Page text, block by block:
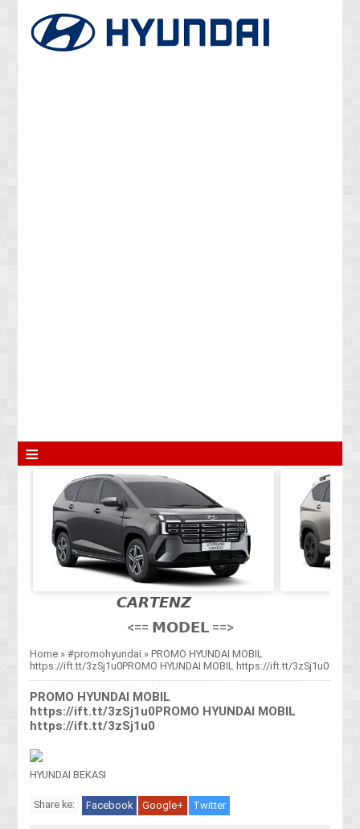
≡
𝘾𝘼𝙍𝙏𝙀𝙉𝙕
<== 𝗠𝗢𝗗𝗘𝗟 ==>
Home »#promohyundai »PROMO HYUNDAI MOBIL
https://ift.tt/3zSj1u0PROMO HYUNDAI MOBIL https://ift.tt/3zSj1u0
PROMO HYUNDAI MOBIL
https://ift.tt/3zSj1u0PROMO HYUNDAI MOBIL
https://ift.tt/3zSj1u0
HYUNDAI BEKASI
Share ke: Facebook Google+ Twitter